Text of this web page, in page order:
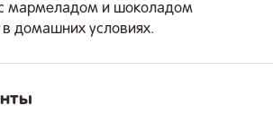
мармеладом и шоколадом
в домашних условиях.